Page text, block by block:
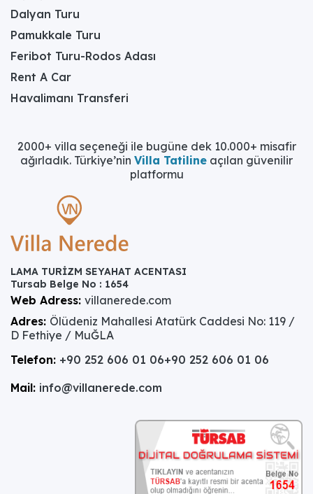
Dalyan Turu
Pamukkale Turu
Feribot Turu-Rodos Adası
Rent A Car
Havalimanı Transferi
2000+ villa seçeneği ile bugüne dek 10.000+ misafir
ağırladık. Türkiye’nin Villa Tatiline açılan güvenilir
platformu
LAMA TURİZM SEYAHAT ACENTASI
Tursab Belge No : 1654
Web Adress: villanerede.com
Adres: Ölüdeniz Mahallesi Atatürk Caddesi No: 119 /
D Fethiye / MuĞLA
Telefon: +90 252 606 01 06+90 252 606 01 06
Mail: info@villanerede.com